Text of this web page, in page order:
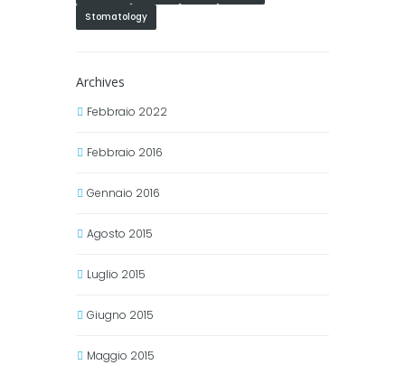
Stomatology
Archives
Febbraio 2022
Febbraio 2016
Gennaio 2016
Agosto 2015
Luglio 2015
Giugno 2015
Maggio 2015